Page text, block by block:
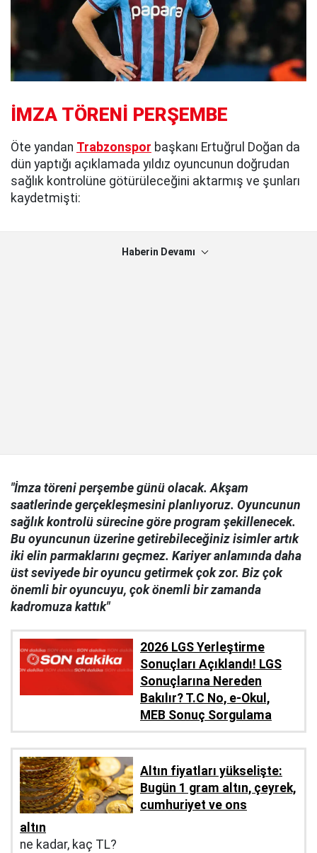
İMZA TÖRENİ PERŞEMBE
Öte yandan Trabzonspor başkanı Ertuğrul Doğan da
dün yaptığı açıklamada yıldız oyuncunun doğrudan
sağlık kontrolüne götürüleceğini aktarmış ve şunları
kaydetmişti:
Haberin Devamı
"İmza töreni perşembe günü olacak. Akşam
saatlerinde gerçekleşmesini planlıyoruz. Oyuncunun
sağlık kontrolü sürecine göre program şekillenecek.
Bu oyuncunun üzerine getirebileceğiniz isimler artık
iki elin parmaklarını geçmez. Kariyer anlamında daha
üst seviyede bir oyuncu getirmek çok zor. Biz çok
önemli bir oyuncuyu, çok önemli bir zamanda
kadromuza kattık"
2026 LGS Yerleştirme
Sonuçları Açıklandı! LGS
Sonuçlarına Nereden
Bakılır? T.C No, e-Okul,
MEB Sonuç Sorgulama
Altın fiyatları yükselişte:
Bugün 1 gram altın, çeyrek,
cumhuriyet ve ons
altın
ne kadar, kaç TL?